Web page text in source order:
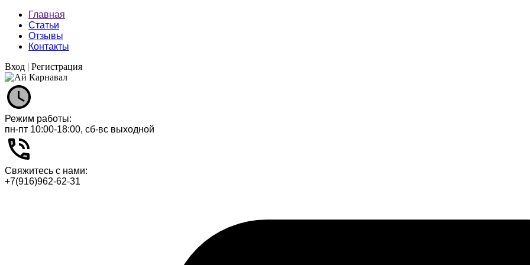
Главная
Статьи
Отзывы
Контакты
Вход | Регистрация
Режим работы:
пн-пт 10:00-18:00, сб-вс выходной
Свяжитесь с нами:
+7(916)962-62-31